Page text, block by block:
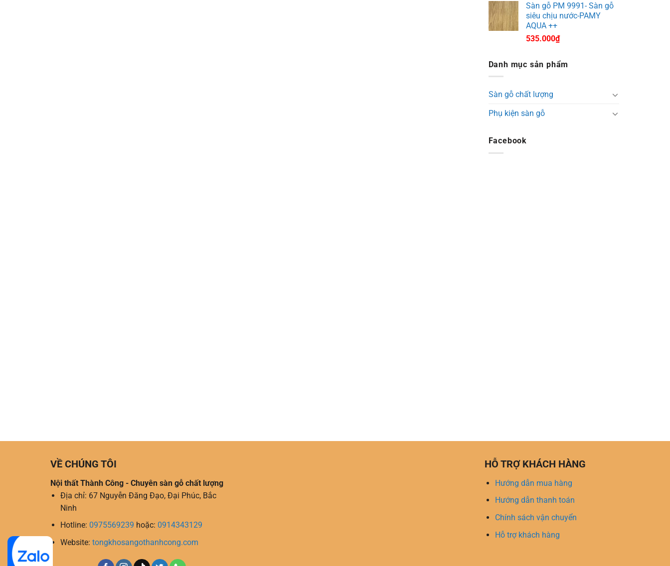
Sàn gỗ PM 9991- Sàn gỗ
siêu chịu nước-PAMY
AQUA ++
535.000₫
Danh mục sản phẩm
Sàn gỗ chất lượng
Phụ kiện sàn gỗ
Facebook
VỀ CHÚNG TÔI
Nội thất Thành Công - Chuyên sàn gỗ chất lượng
Địa chỉ: 67 Nguyễn Đăng Đạo, Đại Phúc, Bắc
Ninh
Hotline: 0975569239 hoặc: 0914343129
Website:tongkhosangothanhcong.com
HỖ TRỢ KHÁCH HÀNG
Hướng dẫn mua hàng
Hướng dẫn thanh toán
Chính sách vận chuyển
Hỗ trợ khách hàng